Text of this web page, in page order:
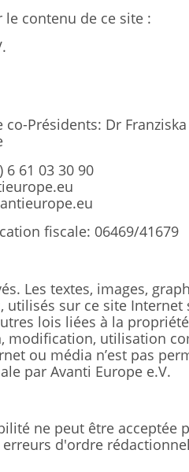
le contenu de ce site :
co-Présidents: Dr
6 61 03 30 90
fiscale: 06469/41679
Les textes, images,
utilisés sur ce site
lois liées à la
modification, utilisation
ou média n’est pas
par Avanti Europe e.V.
ne peut être acceptée
d'ordre